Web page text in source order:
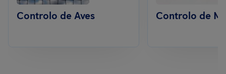
Controlo de Aves Controlo de